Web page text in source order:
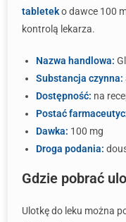
tableteko dawce 100
kontrolą lekarza.
Nazwa handlowa:
Substancja czynna:
Dostępność: na
Postać
Dawka: 100 mg
Droga podania:
Gdzie pobrać
Ulotkę do leku można